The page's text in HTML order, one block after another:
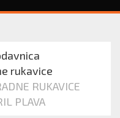
rukavice
RUKAVICE
PLAVA